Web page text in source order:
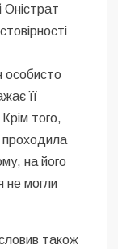
особисто
її
того,
проходила
на його
не могли
також